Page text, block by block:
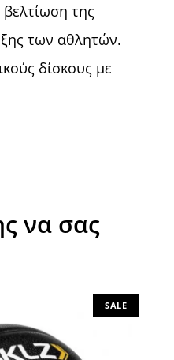
της
των αθλητών.
δίσκους με
να σας
SALE